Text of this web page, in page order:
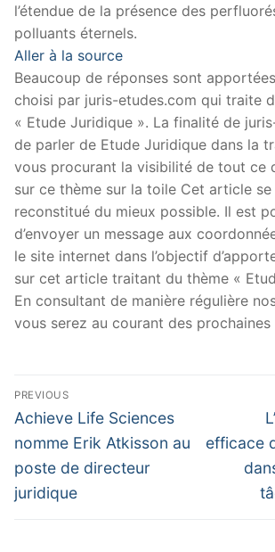
l’étendue de la présence des
polluants éternels.
Aller à la source
Beaucoup de réponses sont
choisi par juris-etudes.com qui traite
« Etude Juridique ». La finalité de
de parler de Etude Juridique dans la
vous procurant la visibilité de tout ce
sur ce thème sur la toile Cet article se
reconstitué du mieux possible. Il est
d’envoyer un message aux
le site internet dans l’objectif
sur cet article traitant du thème «
En consultant de manière régulière
vous serez au courant des prochaines
Navigation
de
l’article
PREVIOUS
Previous
post:
Achieve Life Sciences
nomme Erik Atkisson au
poste de directeur
juridique
efficace